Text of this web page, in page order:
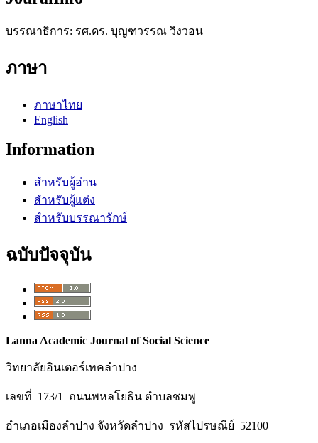
บรรณาธิการ: รศ.ดร. บุญฑวรรณ วิงวอน
ภาษา
ภาษาไทย
English
Information
สำหรับผู้อ่าน
สำหรับผู้แต่ง
สำหรับบรรณารักษ์
ฉบับปัจจุบัน
Lanna Academic Journal of Social Science
วิทยาลัยอินเตอร์เทคลำปาง
เลขที่ 173/1 ถนนพหลโยธิน ตำบลชมพู
อำเภอเมืองลำปาง จังหวัดลำปาง รหัสไปรษณีย์ 52100